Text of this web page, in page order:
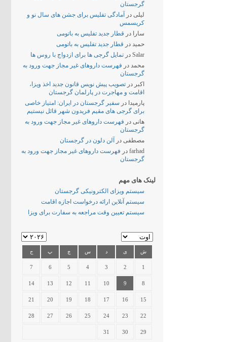
گرجستان
لیلی در
آمادگی تفلیس برای جشن های سال نو و
کریسمس
سارا
در قطار جدید تفلیس به باتومی
حمید در قطار جدید تفلیس به باتومی
Salar در تمایل گرجی ها برای ازدواج با روس ها
محمد در فهرست داروهای غیر مجاز جهت ورود به
گرجستان
اکبر در تصویب پیش نویس قانون جدید اخذ ویزا،
اقامت و مهاجرت در پارلمان گرجستان
پارمیدا در سفیر گرجستان در ایران: امتیاز خاصی
برای گرجی های مقیم فریدون شهر قائل نیستیم
هانی در فهرست داروهای غیر مجاز جهت ورود به
گرجستان
مصطفی در
آلن دلون در گرجستان
farhad در فهرست داروهای غیر مجاز جهت ورود به
گرجستان
لینک های مهم
سیستم ویزای الکترونیکی گرجستان
سیستم آنلاین ارائه درخواست اجازه اقامت
سیستم تعیین وقت مراجعه به سفارت برای ویزا
ش ی د س چ پ ج
1
2
3
4
5
6
7
8
9
10
11
12
13
14
15
16
17
18
19
20
21
22
23
24
25
26
27
28
29
30
31